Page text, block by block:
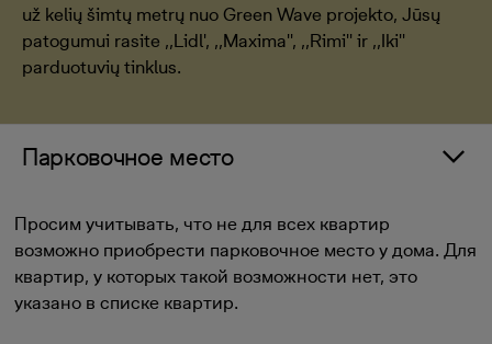
už kelių šimtų metrų nuo Green Wave projekto, Jūsų
patogumui rasite ,,Lidl', ,,Maxima'', ,,Rimi'' ir ,,Iki''
parduotuvių tinklus.
Парковочное место
Просим учитывать, что не для всех квартир
возможно приобрести парковочное место у дома. Для
квартир, у которых такой возможности нет, это
указано в списке квартир.